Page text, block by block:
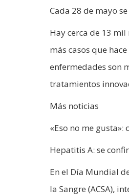
Cada 28 de mayo
Hay cerca de 13
más casos que
enfermedades son
tratamientos
Más noticias
«Eso no me
Hepatitis A: se
En el Día Mundial
la Sangre (ACSA),